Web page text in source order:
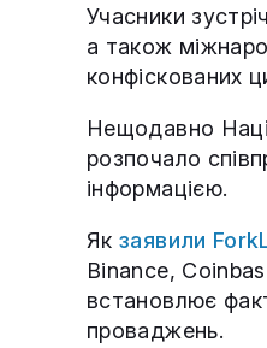
Учасники
а також
конфіскованих
Нещодавно
розпочало
інформацією.
Якзаявили
Binance,
встановлює
проваджень.